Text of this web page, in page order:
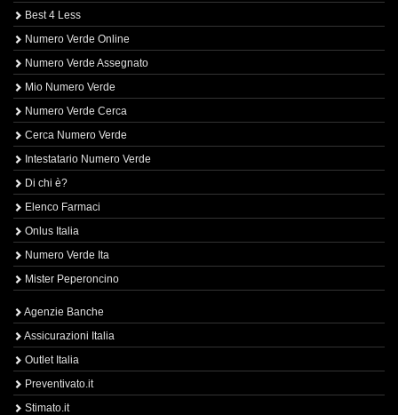
Best 4 Less
Numero Verde Online
Numero Verde Assegnato
Mio Numero Verde
Numero Verde Cerca
Cerca Numero Verde
Intestatario Numero Verde
Di chi è?
Elenco Farmaci
Onlus Italia
Numero Verde Ita
Mister Peperoncino
Agenzie Banche
Assicurazioni Italia
Outlet Italia
Preventivato.it
Stimato.it